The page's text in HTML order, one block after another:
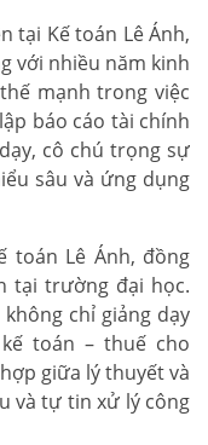
tại Kế toán Lê Ánh,
với nhiều năm kinh
mạnh trong việc
báo cáo tài chính
cô chú trọng sự
sâu và ứng dụng
toán Lê Ánh, đồng
tại trường đại học.
chỉ giảng dạy
toán – thuế cho
giữa lý thuyết và
và tự tin xử lý công